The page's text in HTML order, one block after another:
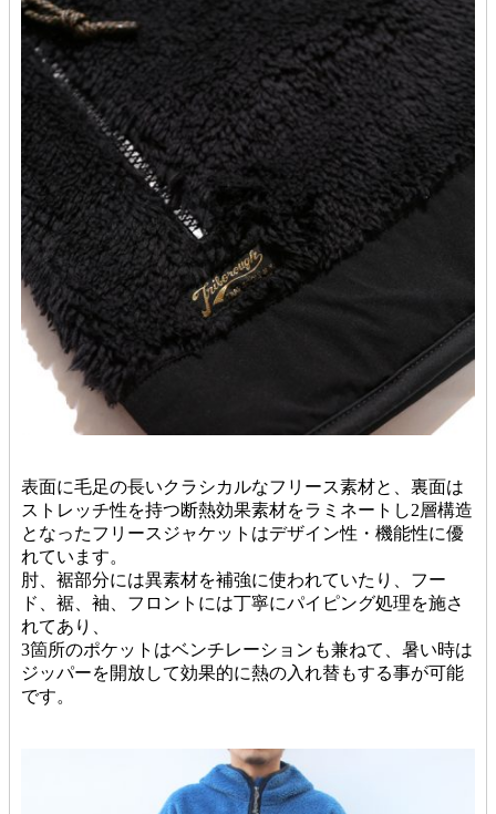
表面に毛足の長いクラシカルなフリース素材と、裏面は
ストレッチ性を持つ断熱効果素材をラミネートし2層構造
となったフリースジャケットはデザイン性・機能性に優
れています。
肘、裾部分には異素材を補強に使われていたり、フー
ド、裾、袖、フロントには丁寧にパイピング処理を施さ
れてあり、
3箇所のポケットはベンチレーションも兼ねて、暑い時は
ジッパーを開放して効果的に熱の入れ替もする事が可能
です。